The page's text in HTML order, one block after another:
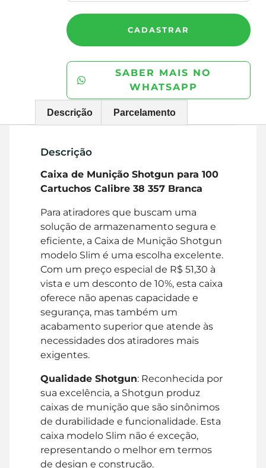
CADASTRAR
SABER MAIS NO
WHATSAPP
Descrição Parcelamento
Descrição
Caixa de Munição Shotgun para 100
Cartuchos Calibre 38 357 Branca
Para atiradores que buscam uma
solução de armazenamento segura e
eficiente, a Caixa de Munição Shotgun
modelo Slim é uma escolha excelente.
Com um preço especial de R$ 51,30 à
vista e um desconto de 10%, esta caixa
oferece não apenas capacidade e
segurança, mas também um
acabamento superior que atende às
necessidades dos atiradores mais
exigentes.
Qualidade Shotgun: Reconhecida por
sua excelência, a Shotgun produz
caixas de munição que são sinônimos
de durabilidade e funcionalidade. Esta
caixa modelo Slim não é exceção,
representando o melhor em termos
de design e construção.